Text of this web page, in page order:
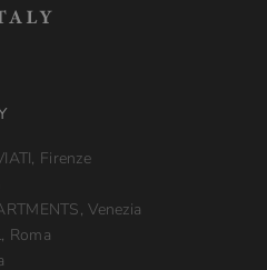
Firenze
Venezia
Roma